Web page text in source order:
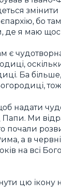
бо
де я маю
є
Ба
надати
Ми
почали
а в
на всі
цю ікону